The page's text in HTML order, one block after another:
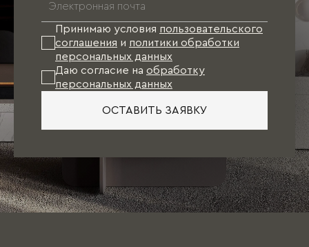
Принимаю условия пользовательского
соглашения и политики обработки
персональных данных
Даю согласие на обработку
персональных данных
ОСТАВИТЬ ЗАЯВКУ